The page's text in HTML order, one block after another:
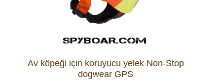
Araç İçi Kamera
Arşiv ürünleri
Av köpeği için koruyucu yelek Non-Stop
dogwear GPS